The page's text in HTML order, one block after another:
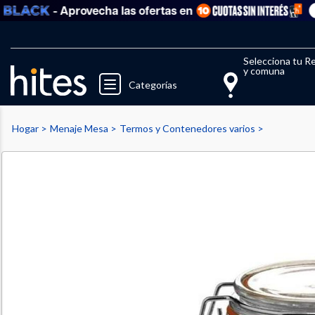
- Aprovecha las ofertas en Ver
Categorías
Selecciona tu
y comuna
Llegaste al límite de productos
Hogar Menaje Mesa Termos y Contenedores varios